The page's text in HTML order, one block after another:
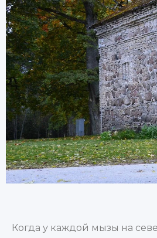
Когда у каждой мызы на